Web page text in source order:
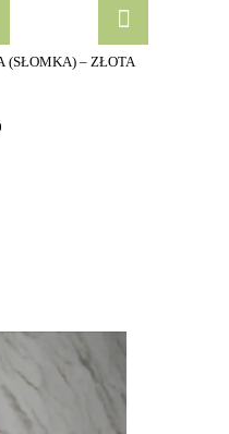
(SŁOMKA) – ZŁOTA